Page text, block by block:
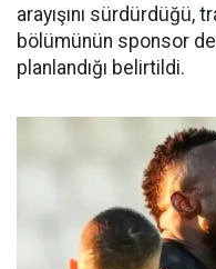
arayışını sürdürdüğü,
bölümünün sponsor
planlandığı belirtildi.